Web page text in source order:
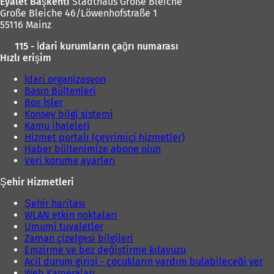
Große Bleiche 46/Löwenhofstraße 1
55116 Mainz
115 - İdari kurumların çağrı numarası
Hızlı erişim
İdari organizasyon
Basın Bültenleri
Boş İşler
Konsey bilgi sistemi
Kamu ihaleleri
Hizmet portalı (çevrimiçi hizmetler)
Haber bültenimize abone olun
Veri koruma ayarları
Şehir Hizmetleri
Şehir haritası
WLAN etkin noktaları
Umumi tuvaletler
Zaman çizelgesi bilgileri
Emzirme ve bez değiştirme kılavuzu
Acil durum girişi - çocukların yardım bulabileceği yer